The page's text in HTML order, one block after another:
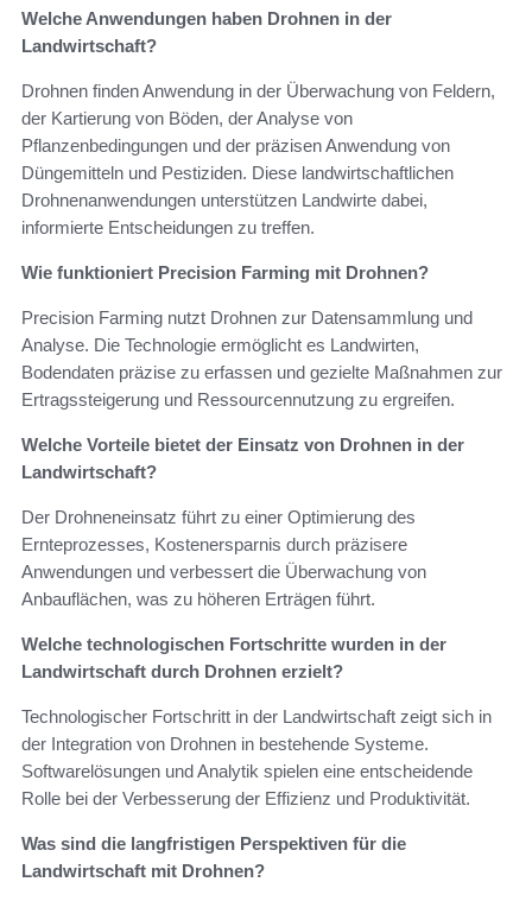
Welche Anwendungen haben Drohnen in der
Landwirtschaft?
Drohnen finden Anwendung in der Überwachung von Feldern,
der Kartierung von Böden, der Analyse von
Pflanzenbedingungen und der präzisen Anwendung von
Düngemitteln und Pestiziden. Diese landwirtschaftlichen
Drohnenanwendungen unterstützen Landwirte dabei,
informierte Entscheidungen zu treffen.
Wie funktioniert Precision Farming mit Drohnen?
Precision Farming nutzt Drohnen zur Datensammlung und
Analyse. Die Technologie ermöglicht es Landwirten,
Bodendaten präzise zu erfassen und gezielte Maßnahmen zur
Ertragssteigerung und Ressourcennutzung zu ergreifen.
Welche Vorteile bietet der Einsatz von Drohnen in der
Landwirtschaft?
Der Drohneneinsatz führt zu einer Optimierung des
Ernteprozesses, Kostenersparnis durch präzisere
Anwendungen und verbessert die Überwachung von
Anbauflächen, was zu höheren Erträgen führt.
Welche technologischen Fortschritte wurden in der
Landwirtschaft durch Drohnen erzielt?
Technologischer Fortschritt in der Landwirtschaft zeigt sich in
der Integration von Drohnen in bestehende Systeme.
Softwarelösungen und Analytik spielen eine entscheidende
Rolle bei der Verbesserung der Effizienz und Produktivität.
Was sind die langfristigen Perspektiven für die
Landwirtschaft mit Drohnen?